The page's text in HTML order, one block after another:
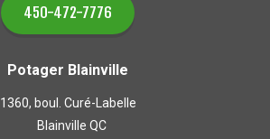
450-472-7776
Potager Blainville
1360, boul. Curé-Labelle
Blainville QC